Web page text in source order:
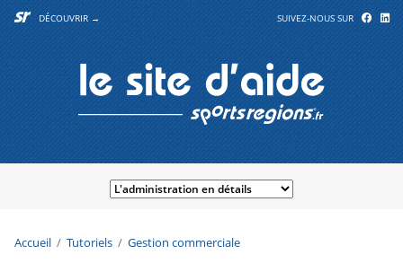
DÉCOUVRIR → SUIVEZ-NOUS SUR
Accueil Tutoriels Gestion commerciale